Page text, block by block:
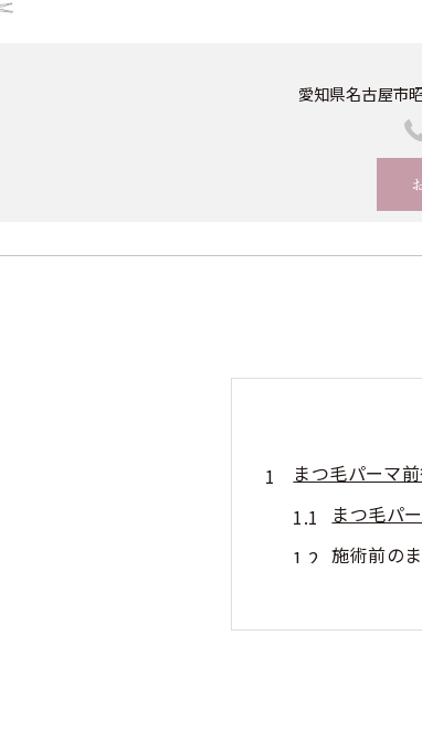
愛知県名古屋市
まつ毛パーマ
まつ毛パ
施術前の
まつ毛パ
前撮りや